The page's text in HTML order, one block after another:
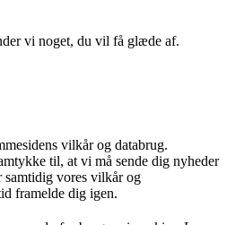
vi noget, du vil få glæde af.
vilkår og databrug.
til, at vi må sende dig nyheder
samtidig vores vilkår og
framelde dig igen.